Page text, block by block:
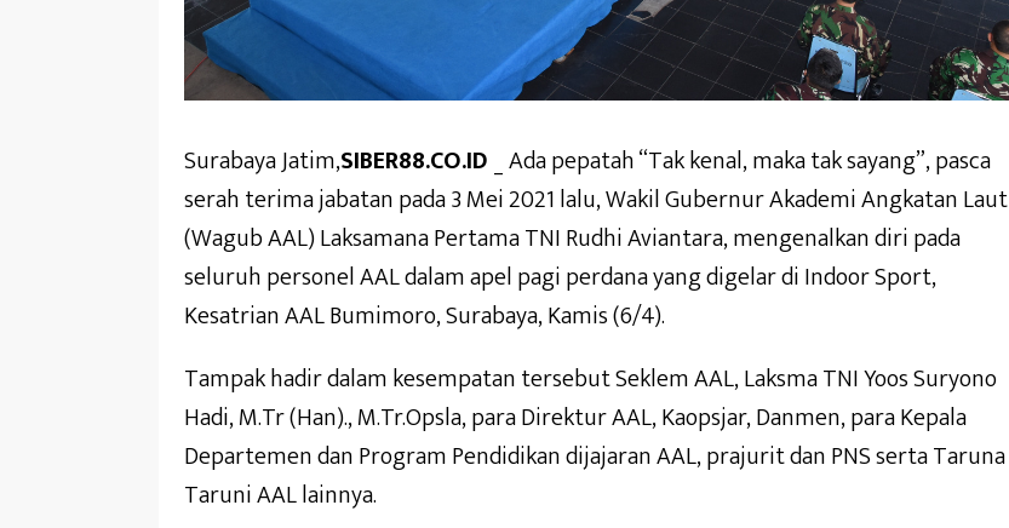
Surabaya Jatim,SIBER88.CO.ID _ Ada pepatah “Tak kenal, maka tak sayang”, pasca
serah terima jabatan pada 3 Mei 2021 lalu, Wakil Gubernur Akademi Angkatan Laut
(Wagub AAL) Laksamana Pertama TNI Rudhi Aviantara, mengenalkan diri pada
seluruh personel AAL dalam apel pagi perdana yang digelar di Indoor Sport,
Kesatrian AAL Bumimoro, Surabaya, Kamis (6/4).
Tampak hadir dalam kesempatan tersebut Seklem AAL, Laksma TNI Yoos Suryono
Hadi, M.Tr (Han)., M.Tr.Opsla, para Direktur AAL, Kaopsjar, Danmen, para Kepala
Departemen dan Program Pendidikan dijajaran AAL, prajurit dan PNS serta Taruna
Taruni AAL lainnya.